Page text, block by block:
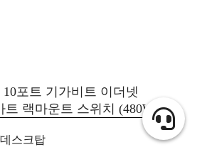
포트 기가비트 이더넷
트 랙마운트 스위치 (480W)
스크탑